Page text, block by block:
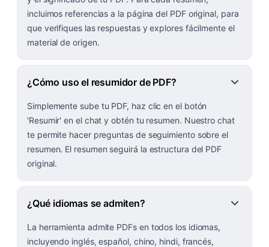
incluimos referencias a la página del PDF original, para
que verifiques las respuestas y explores fácilmente el
material de origen.
¿Cómo uso el resumidor de PDF?
Simplemente sube tu PDF, haz clic en el botón
'Resumir' en el chat y obtén tu resumen. Nuestro chat
te permite hacer preguntas de seguimiento sobre el
resumen. El resumen seguirá la estructura del PDF
original.
¿Qué idiomas se admiten?
La herramienta admite PDFs en todos los idiomas,
incluyendo inglés, español, chino, hindi, francés,